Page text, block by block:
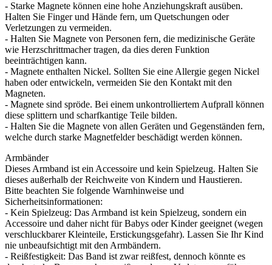
- Starke Magnete können eine hohe Anziehungskraft ausüben.
Halten Sie Finger und Hände fern, um Quetschungen oder
Verletzungen zu vermeiden.
- Halten Sie Magnete von Personen fern, die medizinische Geräte
wie Herzschrittmacher tragen, da dies deren Funktion
beeinträchtigen kann.
- Magnete enthalten Nickel. Sollten Sie eine Allergie gegen Nickel
haben oder entwickeln, vermeiden Sie den Kontakt mit den
Magneten.
- Magnete sind spröde. Bei einem unkontrolliertem Aufprall können
diese splittern und scharfkantige Teile bilden.
- Halten Sie die Magnete von allen Geräten und Gegenständen fern,
welche durch starke Magnetfelder beschädigt werden können.
Armbänder
Dieses Armband ist ein Accessoire und kein Spielzeug. Halten Sie
dieses außerhalb der Reichweite von Kindern und Haustieren.
Bitte beachten Sie folgende Warnhinweise und
Sicherheitsinformationen:
- Kein Spielzeug: Das Armband ist kein Spielzeug, sondern ein
Accessoire und daher nicht für Babys oder Kinder geeignet (wegen
verschluckbarer Kleinteile, Erstickungsgefahr). Lassen Sie Ihr Kind
nie unbeaufsichtigt mit den Armbändern.
- Reißfestigkeit: Das Band ist zwar reißfest, dennoch könnte es